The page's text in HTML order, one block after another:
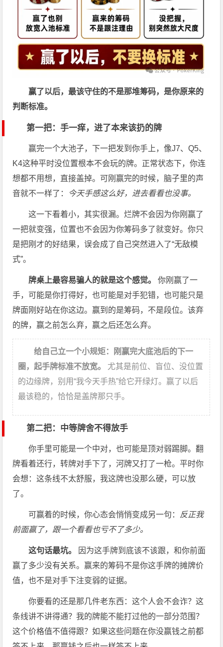
赢了以后，最该守住的不是那堆筹码，是你原来的
判断标准。
第一把：手一痒，进了本来该扔的牌
赢完一个大池子，下一把发到你手上，像J7、Q5、
K4这种平时没位置根本不会玩的牌。正常状态下，你连
想都不用想，直接盖掉。可刚赢完的时候，脑子里的声
音就不一样了： 今天手感这么好，进去看看也没事。
这一下看着小，其实很漏。烂牌不会因为你刚赢了
一把就变强，位置也不会因为你筹码多了就变好。你只
是把刚才的好结果，误会成了自己突然进入了“无敌模
式”。
牌桌上最容易骗人的就是这个感觉。
你刚赢了一
手，可能是你打得好，也可能是对手犯错，也可能只是
牌面刚好站在你这边。赢到的是筹码，不是段位。该弃
的牌，赢之前怎么弃，赢之后还怎么弃。
给自己立一个小规矩：刚赢完大底池后的下一
圈，起手牌标准不放宽。
尤其是前位、盲位、没位置
的边缘牌，别用“我今天手热”给它开绿灯。赢了以后
最该稳的，恰恰是盖牌那只手。
第二把：中等牌舍不得放手
你手里可能是一个中对，也可能是顶对弱踢脚。翻
牌看着还行，转牌对手下了，河牌又打了一枪。平时你
会想：这条线不太舒服，我这牌也没那么硬，可以放
了。
可赢着的时候，你心态会悄悄变成另一句： 反正我
前面赢了，跟一个看看也亏不了多少。
这句话最坑。
因为这手牌到底该不该跟，和你前面
赢了多少没有关系。赢来的筹码不是你这手牌的摊牌价
值，也不是对手下注变弱的证据。
你要看的还是那几件老东西：这个人会不会诈？这
条线讲不讲得通？我的牌能不能打过他的一部分范围？
这个价格值不值得跟？如果这些问题在你没赢钱之前都